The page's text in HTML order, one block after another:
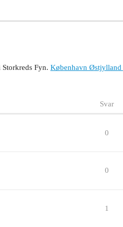
Fyn. København Østjylland
Svar
0
0
1